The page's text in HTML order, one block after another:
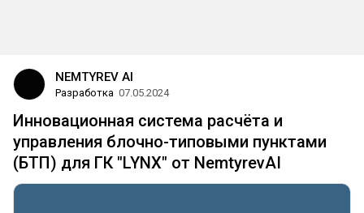
NEMTYREV AI
Разработка 07.05.2024
Инновационная система расчёта и
управления блочно-типовыми пунктами
(БТП) для ГК "LYNX" от NemtyrevAI